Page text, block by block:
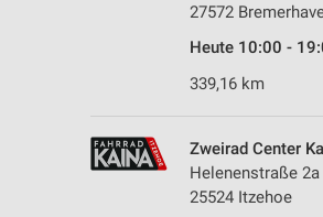
27572
Heute 10:00 -
339,16 km
Zweirad Center
Helenenstraße 2a
25524 Itzehoe